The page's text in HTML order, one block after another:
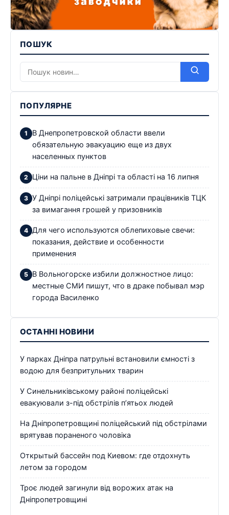
ПОШУК
ПОПУЛЯРНЕ
В Днепропетровской области ввели
обязательную эвакуацию еще из двух
населенных пунктов
Ціни на пальне в Дніпрі та області на 16 липня
У Дніпрі поліцейські затримали працівників ТЦК
за вимагання грошей у призовників
Для чего используются облепиховые свечи:
показания, действие и особенности
применения
В Вольногорске избили должностное лицо:
местные СМИ пишут, что в драке побывал мэр
города Василенко
ОСТАННІ НОВИНИ
У парках Дніпра патрульні встановили ємності з
водою для безпритульних тварин
У Синельниківському районі поліцейські
евакуювали з-під обстрілів п’ятьох людей
На Дніпропетровщині поліцейський під обстрілами
врятував пораненого чоловіка
Открытый бассейн под Киевом: где отдохнуть
летом за городом
Троє людей загинули від ворожих атак на
Дніпропетровщині